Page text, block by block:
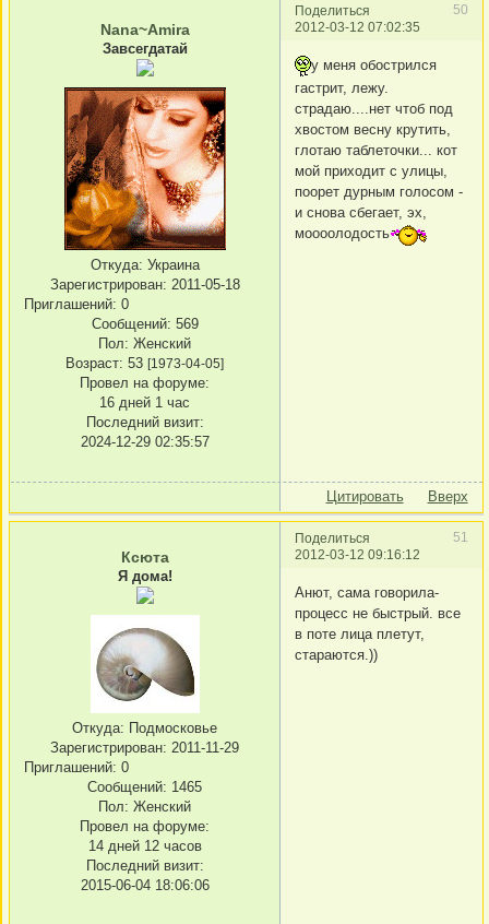
Поделиться
50
2012-03-12 07:02:35
Nana~Amira
Завсегдатай
Откуда: Украина
Зарегистрирован: 2011-05-18
Приглашений: 0
Сообщений: 569
Пол: Женский
Возраст: 53 [1973-04-05]
Провел на форуме:
16 дней 1 час
Последний визит:
2024-12-29 02:35:57
у меня обострился
гастрит, лежу.
страдаю....нет чтоб под
хвостом весну крутить,
глотаю таблеточки... кот
мой приходит с улицы,
поорет дурным голосом -
и снова сбегает, эх,
моооолодость
Цитировать Вверх
Поделиться
51
2012-03-12 09:16:12
Ксюта
Я дома!
Откуда: Подмосковье
Зарегистрирован: 2011-11-29
Приглашений: 0
Сообщений: 1465
Пол: Женский
Провел на форуме:
14 дней 12 часов
Последний визит:
2015-06-04 18:06:06
Анют, сама говорила-
процесс не быстрый. все
в поте лица плетут,
стараются.))